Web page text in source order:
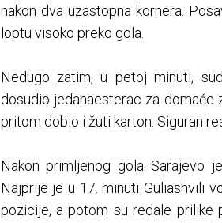
nakon dva uzastopna kornera.
loptu visoko preko gola.
Nedugo zatim, u petoj minuti,
dosudio jedanaesterac za domaće
pritom dobio i žuti karton. Siguran
Nakon primljenog gola Sarajevo
Najprije je u 17. minuti Guliashvili
pozicije, a potom su redale prilike